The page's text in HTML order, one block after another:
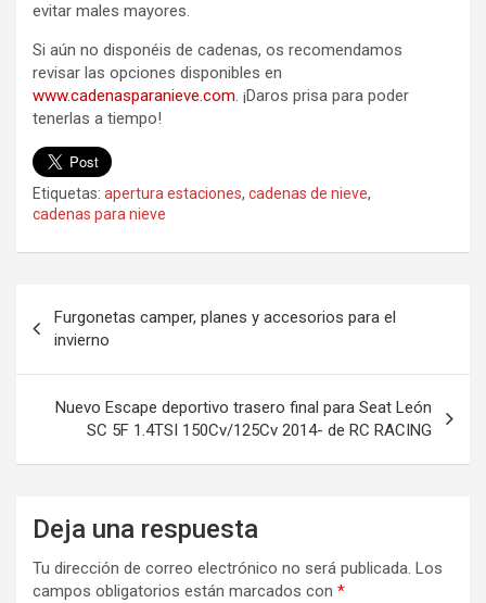
evitar males mayores.
Si aún no disponéis de cadenas, os recomendamos
revisar las opciones disponibles en
www.cadenasparanieve.com. ¡Daros prisa para poder
tenerlas a tiempo!
Etiquetas: apertura estaciones, cadenas de nieve,
cadenas para nieve
de
entradas
Furgonetas camper, planes y accesorios para el
invierno
Nuevo Escape deportivo trasero final para Seat León
SC 5F 1.4TSI 150Cv/125Cv 2014- de RC RACING
Deja una respuesta
Tu dirección de correo electrónico no será publicada. Los
campos obligatorios están marcados con *